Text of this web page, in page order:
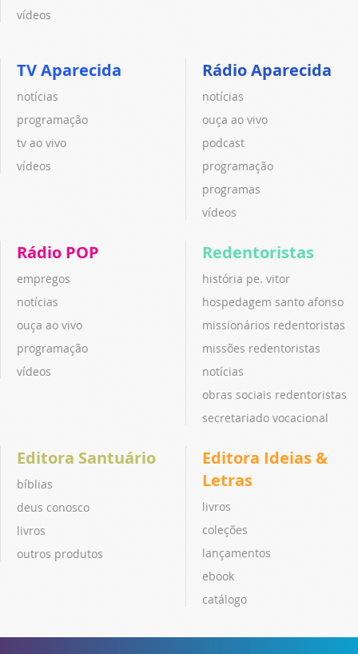
vídeos
TV Aparecida
notícias
programação
tv ao vivo
vídeos
Rádio Aparecida
notícias
ouça ao vivo
podcast
programação
programas
vídeos
Rádio POP
empregos
notícias
ouça ao vivo
programação
vídeos
Redentoristas
história pe. vitor
hospedagem santo afonso
missionários redentoristas
missões redentoristas
notícias
obras sociais redentoristas
secretariado vocacional
Editora Santuário
bíblias
deus conosco
livros
outros produtos
Editora Ideias &
Letras
livros
coleções
lançamentos
ebook
catálogo